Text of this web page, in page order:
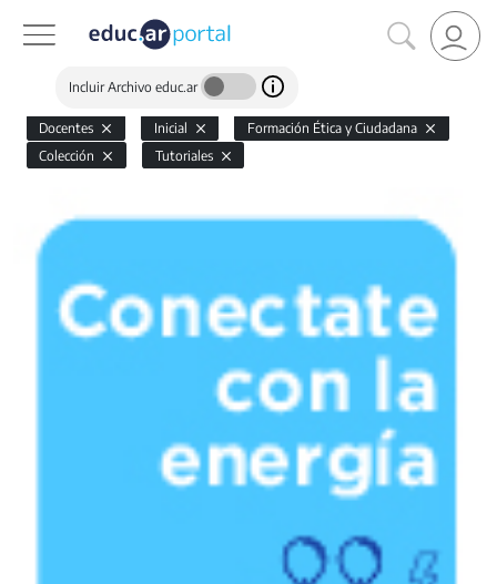
Incluir Archivo educ.ar
Docentes Inicial
Formación Ética y Ciudadana
Colección
Tutoriales